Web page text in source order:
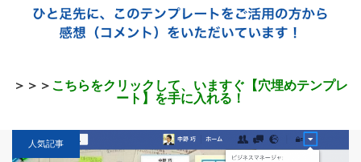
＞＞＞ こちらをクリックして、いますぐ【穴埋めテンプレ
ート】を手に入れる！
人気記事